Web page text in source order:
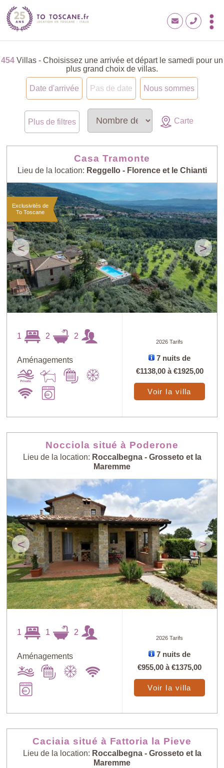
454Villas - Choisissez une arrivée et départ le samedi pour un
plus grand choix de villas.
Date d'arrivée Pas de date Nous sommes
Plus de filtres Carte
Casa Tramonte
Lieu de la location: Reggello - Florence et le Chianti
< >
Exclusivités de
To Toscane
1 2 2
Aménagements
2026 Tarifs
7 nuits de
€1138,00à€1925,00
Voir la villa
Nocciola situé à Poderone
Lieu de la location: Roccalbegna - Grosseto et la
Maremme
< >
1 1 2
Aménagements
2026 Tarifs
7 nuits de
€955,00 à€1375,00
Voir la villa
Caciaia situé à Fattoria la Pieve
Lieu de la location: Roccalbegna - Grosseto et la
Maremme